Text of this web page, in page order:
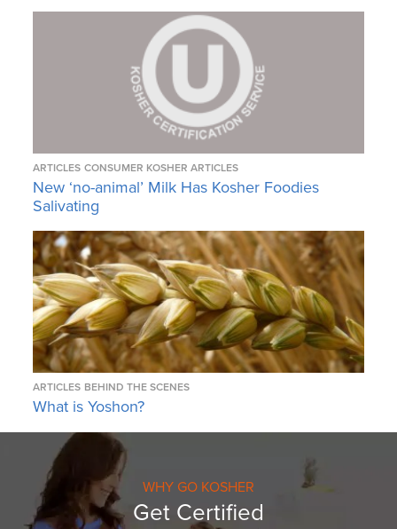
ARTICLES CONSUMER KOSHER ARTICLES
New ‘no-animal’ Milk Has Kosher Foodies
Salivating
ARTICLES BEHIND THE SCENES
What is Yoshon?
WHY GO KOSHER
Get Certified